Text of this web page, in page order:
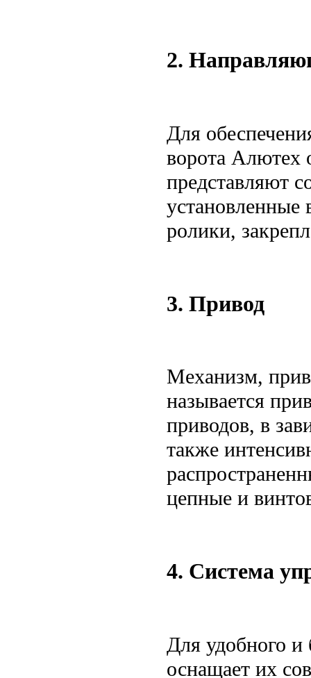
2.
Для
ворота
представляют
установленные
ролики,
3. Привод
Механизм,
называется
приводов, в
также
цепные и
4. Система
Для удобного и
оснащает их